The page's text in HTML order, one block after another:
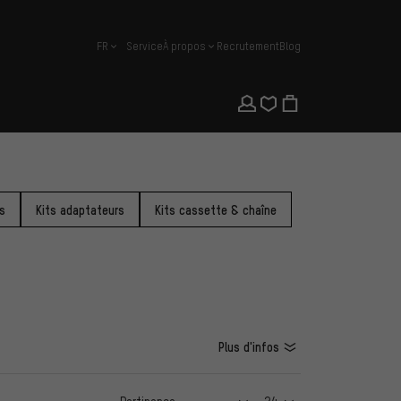
français
FR ServiceÀ propos RecrutementBlog
Kits adaptateurs Kits cassette & chaîne
Plus d'infos